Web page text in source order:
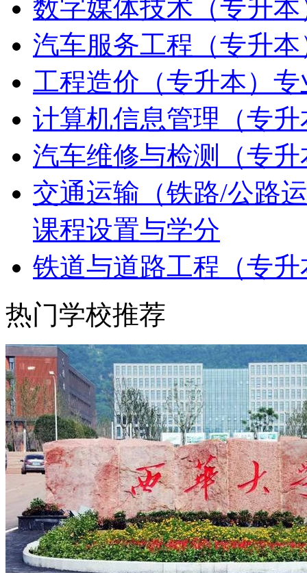
数字媒体技术（专升
汽车服务工程（专升
工程造价（专升本）
计算机信息管理（专
汽车维修与检测（专
交通运输（铁路/公路
课程设置与学分
铁道与道路工程（专
热门学校推荐